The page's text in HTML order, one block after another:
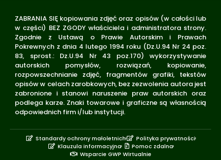
ZABRANIA SIĘ kopiowania zdjęć oraz opisów (w całości lub
w części) BEZ ZGODY właściciela i administratora strony.
Zgodnie z Ustawą o Prawie Autorskim i Prawach
Pokrewnych z dnia 4 lutego 1994 roku (Dz.U.94 Nr 24 poz.
83, sprost.: Dz.U.94 Nr 43 poz.170) wykorzystywanie
autorskich pomysłów, rozwiązań, kopiowanie,
rozpowszechnianie zdjęć, fragmentów grafiki, tekstów
opisów w celach zarobkowych, bez zezwolenia autora jest
zabronione i stanowi naruszenie praw autorskich oraz
podlega karze. Znaki towarowe i graficzne są własnością
odpowiednich firm i/lub instytucji.
Standardy ochrony małoletnich
Polityka prywatności
Klauzula informacyjna
Pomoc zdalna
Wsparcie GWP Wirtualnie